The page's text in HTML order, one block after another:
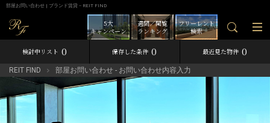
部屋お問い合わせ | ブランド賃貸－REIT FIND
フリーレント
検索
週間／閲覧
ランキング
5大
キャンペーン
検討中リスト 0 保存した条件 0 最近見た物件 0
REIT FIND 部屋お問い合わせ - お問い合わせ内容入力